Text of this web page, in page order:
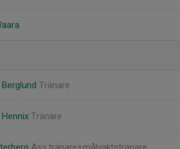
Tränare
Tränare